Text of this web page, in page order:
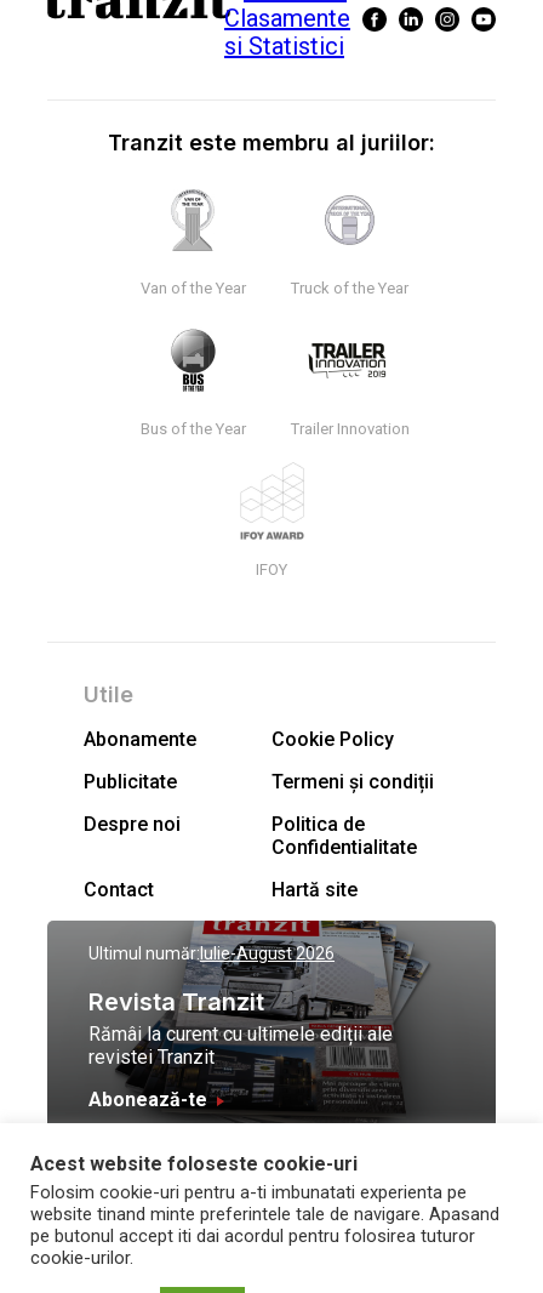
Tranzit este membru al juriilor:
Van of the Year Truck of the Year
Bus of the Year Trailer Innovation
IFOY
Utile
Abonamente
Cookie Policy
Publicitate
Termeni și condiții
Despre noi
Politica de
Confidentialitate
Contact
Hartă site
Ultimul număr:Iulie-August 2026
Revista Tranzit
Rămâi la curent cu ultimele ediții ale
revistei Tranzit
Abonează-te
© Toate drepturile
rezervate Trafic Media
2026
Design by
and development byNeo
Vision Technologies
Acest website foloseste cookie-uri
Folosim cookie-uri pentru a-ti imbunatati experienta pe
website tinand minte preferintele tale de navigare. Apasand
pe butonul accept iti dai acordul pentru folosirea tuturor
cookie-urilor.